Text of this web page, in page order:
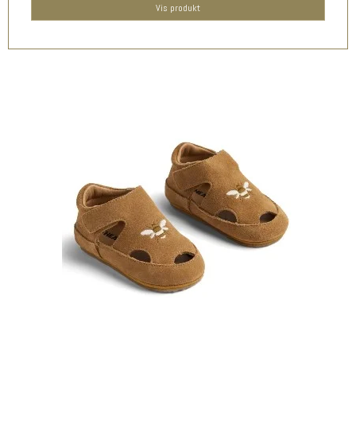
Vis produkt